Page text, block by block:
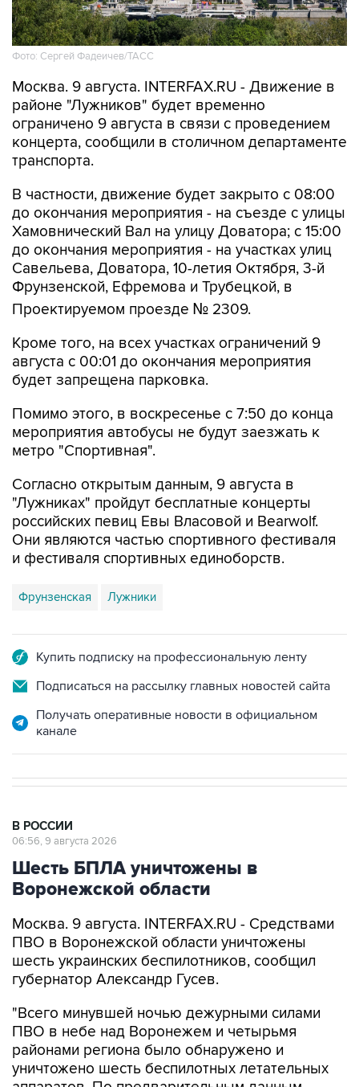
Фото: Сергей Фадеичев/ТАСС
Москва. 9 августа. INTERFAX.RU - Движение в
районе "Лужников" будет временно
ограничено 9 августа в связи с проведением
концерта, сообщили в столичном департаменте
транспорта.
В частности, движение будет закрыто с 08:00
до окончания мероприятия - на съезде с улицы
Хамовнический Вал на улицу Доватора; с 15:00
до окончания мероприятия - на участках улиц
Савельева, Доватора, 10-летия Октября, 3-й
Фрунзенской, Ефремова и Трубецкой, в
Проектируемом проезде № 2309.
Кроме того, на всех участках ограничений 9
августа с 00:01 до окончания мероприятия
будет запрещена парковка.
Помимо этого, в воскресенье с 7:50 до конца
мероприятия автобусы не будут заезжать к
метро "Спортивная".
Согласно открытым данным, 9 августа в
"Лужниках" пройдут бесплатные концерты
российских певиц Евы Власовой и Bearwolf.
Они являются частью спортивного фестиваля
и фестиваля спортивных единоборств.
Фрунзенская Лужники
Купить подписку на профессиональную ленту
Подписаться на рассылку главных новостей сайта
Получать оперативные новости в официальном
канале
В РОССИИ
06:56, 9 августа 2026
Шесть БПЛА уничтожены в
Воронежской области
Москва. 9 августа. INTERFAX.RU - Средствами
ПВО в Воронежской области уничтожены
шесть украинских беспилотников, сообщил
губернатор Александр Гусев.
"Всего минувшей ночью дежурными силами
ПВО в небе над Воронежем и четырьмя
районами региона было обнаружено и
уничтожено шесть беспилотных летательных